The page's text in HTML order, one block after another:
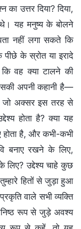
का उत्तर दिया? दिया,
थे। यह मनुष्य के बोलने
नहीं लगा सकते कि
के स्रोत या इरादे
वह क्या टालने की
अपनी कहानी है—
जो अक्सर इस तरह से
होता है? क्या यह
होता है, और कभी-कभी
बनाए रखने के लिए,
लिए? उद्देश्य चाहे कुछ
हितों से जुड़ा हुआ
वाले सभी व्यक्ति
रूप से जुड़े अवश्य